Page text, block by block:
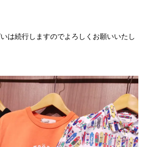
は続行しますのでよろしくお願いいたし